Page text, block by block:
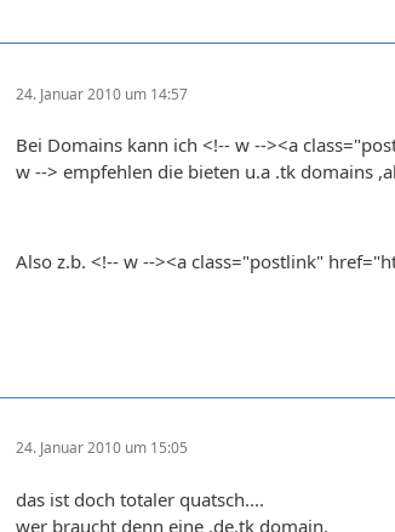
24. Januar 2010 um 14:57
Bei Domains kann ich <!-- w --><a
w --> empfehlen die bieten u.a .tk domains
Also z.b. <!-- w --><a class="postlink"
24. Januar 2010 um 15:05
das ist doch totaler quatsch....
wer braucht denn eine .de.tk domain.